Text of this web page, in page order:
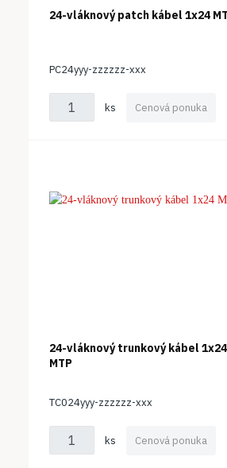
24-vláknový patch kábel 1x24
PC24yyy-zzzzzz-xxx
ks Cenová ponuka
24-vláknový trunkový kábel 1x24
MTP
TC024yyy-zzzzzz-xxx
ks Cenová ponuka